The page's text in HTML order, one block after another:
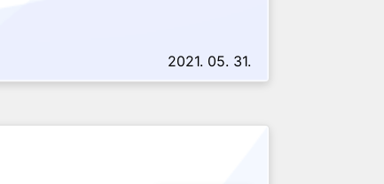
2021. 05. 31.